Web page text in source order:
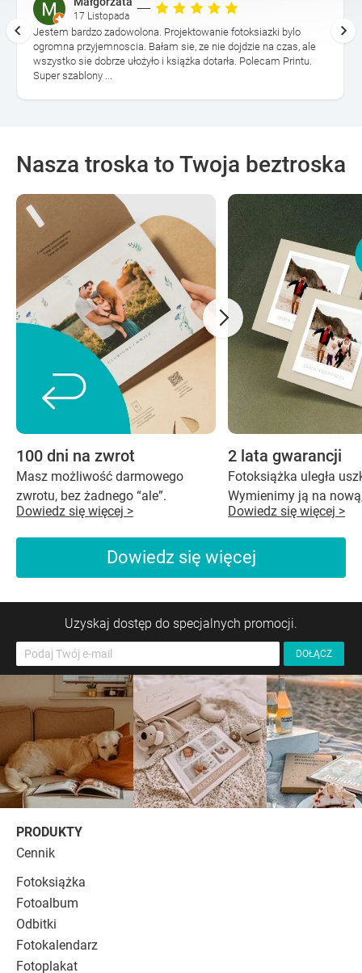
17 Listopada
Jestem bardzo zadowolona. Projektowanie fotoksiazki bylo
ogromna przyjemnoscia. Bałam sie, ze nie dojdzie na czas, ale
wszystko sie dobrze ułożyło i książka dotarła. Polecam Printu.
Super szablony ...
Nasza troska to Twoja beztroska
100 dni na zwrot
Masz możliwość darmowego
zwrotu, bez żadnego “ale”.
Dowiedz się więcej >
2 lata gwarancji
Fotoksiążka uległa
Wymienimy ją na
Dowiedz się więcej >
Dowiedz się więcej
Uzyskaj dostęp do specjalnych promocji.
PRODUKTY
Cennik
Fotoksiążka
Fotoalbum
Odbitki
Fotokalendarz
Fotoplakat